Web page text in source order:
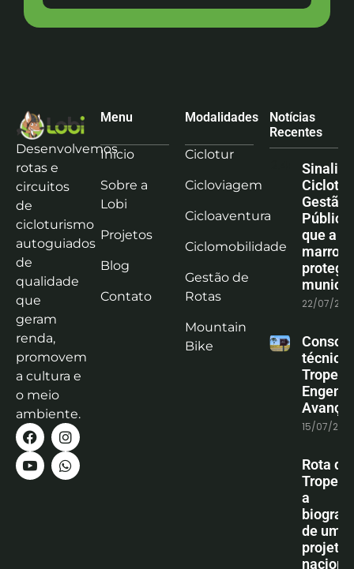
Desenvolvemos
rotas e
circuitos
de
cicloturismo
autoguiados
de
qualidade
que
geram
renda,
promovem
a cultura e
o meio
ambiente.
Menu
Início
Sobre a
Lobi
Projetos
Blog
Contato
Modalidades
Ciclotur
Cicloviagem
Cicloaventura
Ciclomobilidade
Gestão de
Rotas
Mountain
Bike
Notícias
Recentes
Gestão
que a
marrom
protege
22/07/
técnica
15/07/
Rota
a
de um
projeto